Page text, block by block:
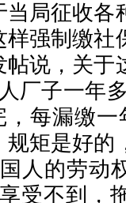
局征收各
强制缴社
说，关于
厂子一年
每漏缴
矩是好的
人的劳动
受不到，